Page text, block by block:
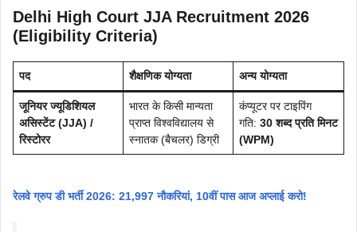
Delhi High Court JJA Recruitment 2026
(Eligibility Criteria)
पद शैक्षणिक योग्यता अन्य योग्यता
जूनियर ज्यूडिशियल
असिस्टेंट (JJA) /
रिस्टोरर
भारत के किसी मान्यता
प्राप्त विश्वविद्यालय से
स्नातक (बैचलर) डिग्री
कंप्यूटर पर टाइपिंग
गति: 30 शब्द प्रति मिनट
(WPM)
रेलवे ग्रुप डी भर्ती 2026: 21,997 नौकरियां, 10वीं पास आज अप्लाई करो!